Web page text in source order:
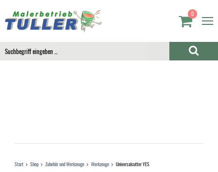
0
Start Shop Zubehör und Werkzeuge Werkzeuge Universalcutter YES